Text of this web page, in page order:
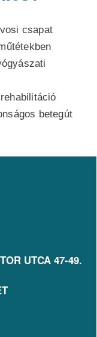
csapat
betegút
UTCA 47-49.